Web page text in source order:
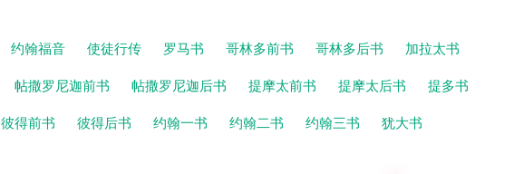
约翰福音 使徒行传 罗马书 哥林多前书 哥林多后书
加拉太书
帖撒罗尼迦前书 帖撒罗尼迦后书 提摩太前书 提摩太后书
提多书
彼得前书 彼得后书 约翰一书 约翰二书 约翰三书
犹大书